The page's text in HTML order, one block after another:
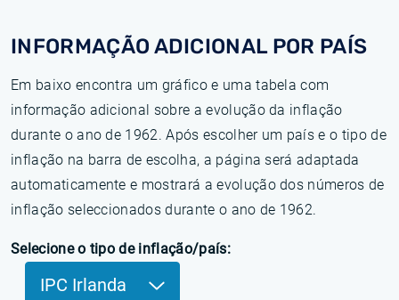
INFORMAÇÃO ADICIONAL POR PAÍS
Em baixo encontra um gráfico e uma tabela com
informação adicional sobre a evolução da inflação
durante o ano de 1962. Após escolher um país e o tipo de
inflação na barra de escolha, a página será adaptada
automaticamente e mostrará a evolução dos números de
inflação seleccionados durante o ano de 1962.
Selecione o tipo de inflação/país:
IPC Irlanda